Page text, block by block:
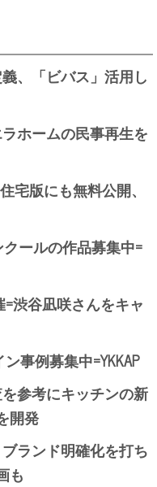
、「ビバス」活用し
ホームの民事再生を
宅版にも無料公開、
ールの作品募集中=
渋谷凪咲さんをキャ
事例募集中=YKKAP
参考にキッチンの新
開発
ランド明確化を打ち
も